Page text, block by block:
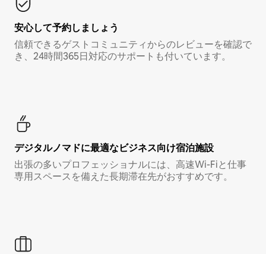
安心して予約しましょう
信頼できるゲストコミュニティからのレビューを確認で
き、24時間365日対応のサポートも付いています。
デジタルノマド⁠に最⁠適⁠なビ⁠ジ⁠ネ⁠ス⁠向⁠け宿⁠泊⁠施⁠設
出張の多いプロフェッショナルには、高速Wi-Fiと仕事
専用スペースを備えた長期滞在先がおすすめです。